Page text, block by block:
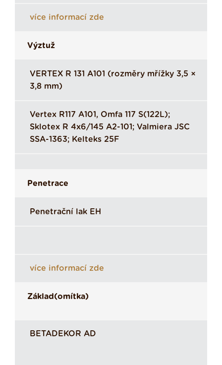
více informací zde
Výztuž
VERTEX R 131 A101 (rozměry mřížky 3,5 ×
3,8 mm)
Vertex R117 A101, Omfa 117 S(122L);
Sklotex R 4x6/145 A2-101; Valmiera JSC
SSA-1363; Kelteks 25F
Penetrace
Penetrační lak EH
více informací zde
Základ(omítka)
BETADEKOR AD